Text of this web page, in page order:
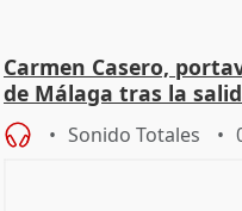
Carmen Casero,
de Málaga tras la
Sonido Totales